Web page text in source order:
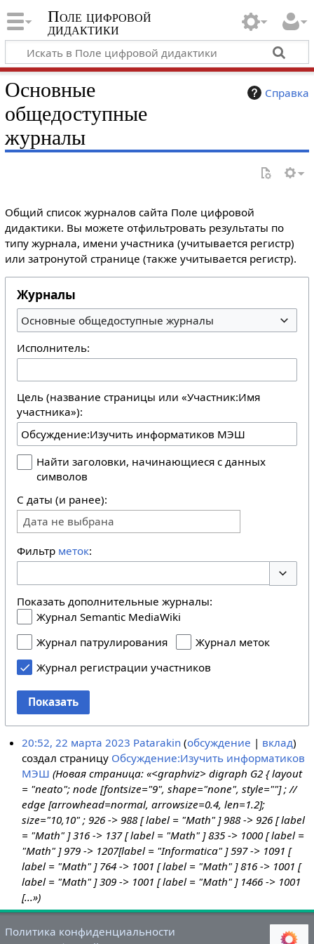
Поле цифровой
дидактики
Справка
Основные
общедоступные
журналы
Общий список журналов сайта Поле цифровой
дидактики. Вы можете отфильтровать результаты по
типу журнала, имени участника (учитывается регистр)
или затронутой странице (также учитывается регистр).
Журналы
Основные общедоступные журналы
Исполнитель:
Цель (название страницы или «Участник:Имя
участника»):
Найти заголовки, начинающиеся с данных
символов
С даты (и ранее):
Дата не выбрана
Фильтр меток:
Показать дополнительные журналы:
Журнал Semantic MediaWiki
Журнал патрулирования
Журнал меток
Журнал регистрации участников
Показать
20:52, 22 марта 2023 Patarakin обсуждение
вклад
создал страницу Обсуждение:Изучить информатиков
МЭШ (Новая страница: «<graphviz> digraph G2 { layout
= "neato"; node [fontsize="9", shape="none", style=""] ; //
edge [arrowhead=normal, arrowsize=0.4, len=1.2];
size="10,10" ; 926 -> 988 [ label = "Math" ] 988 -> 926 [ label
= "Math" ] 316 -> 137 [ label = "Math" ] 835 -> 1000 [ label =
"Math" ] 979 -> 1207[label = "Informatica" ] 597 -> 1091 [
label = "Math" ] 764 -> 1001 [ label = "Math" ] 816 -> 1001 [
label = "Math" ] 309 -> 1001 [ label = "Math" ] 1466 -> 1001
[...»)
Политика конфиденциальности